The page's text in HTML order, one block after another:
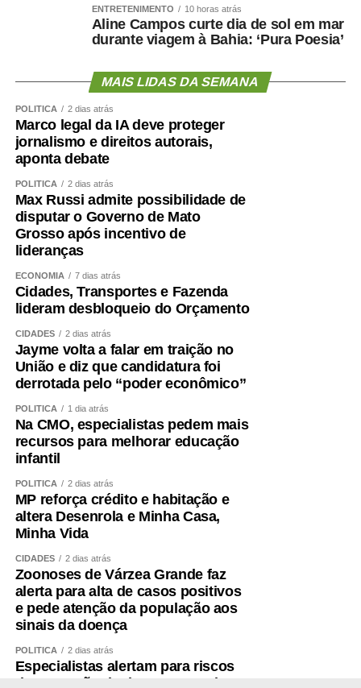
ENTRETENIMENTO 10 horas atrás
Aline Campos curte dia de sol em mar
durante viagem à Bahia: ‘Pura Poesia’
MAIS LIDAS DA SEMANA
POLÍTICA 2 dias atrás
Marco legal da IA deve proteger
jornalismo e direitos autorais,
aponta debate
POLÍTICA 2 dias atrás
Max Russi admite possibilidade de
disputar o Governo de Mato
Grosso após incentivo de
lideranças
ECONOMIA 7 dias atrás
Cidades, Transportes e Fazenda
lideram desbloqueio do Orçamento
CIDADES 2 dias atrás
Jayme volta a falar em traição no
União e diz que candidatura foi
derrotada pelo “poder econômico”
POLÍTICA 1 dia atrás
Na CMO, especialistas pedem mais
recursos para melhorar educação
infantil
POLÍTICA 2 dias atrás
MP reforça crédito e habitação e
altera Desenrola e Minha Casa,
Minha Vida
CIDADES 2 dias atrás
Zoonoses de Várzea Grande faz
alerta para alta de casos positivos
e pede atenção da população aos
sinais da doença
POLÍTICA 2 dias atrás
Especialistas alertam para riscos
de expansão de data centers de IA